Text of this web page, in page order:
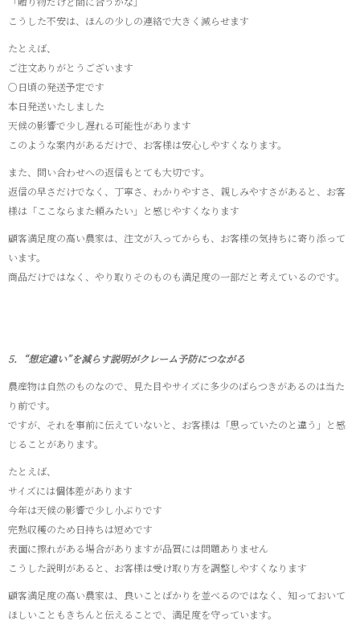
こうした不安は、ほんの少しの連絡で大きく減らせます
たとえば、
ご注文ありがとうございます
○日頃の発送予定です
本日発送いたしました
天候の影響で少し遅れる可能性があります
このような案内があるだけで、お客様は安心しやすくなります。
また、問い合わせへの返信もとても大切です。
返信の早さだけでなく、丁寧さ、わかりやすさ、親しみやすさがあると、お客
様は「ここならまた頼みたい」と感じやすくなります
顧客満足度の高い農家は、注文が入ってからも、お客様の気持ちに寄り添って
います。
商品だけではなく、やり取りそのものも満足度の一部だと考えているのです。
5．“想定違い”を減らす説明がクレーム予防につながる
農産物は自然のものなので、見た目やサイズに多少のばらつきがあるのは当た
り前です。
ですが、それを事前に伝えていないと、お客様は「思っていたのと違う」と感
じることがあります。
たとえば、
サイズには個体差があります
今年は天候の影響で少し小ぶりです
完熟収穫のため日持ちは短めです
表面に擦れがある場合がありますが品質には問題ありません
こうした説明があると、お客様は受け取り方を調整しやすくなります
顧客満足度の高い農家は、良いことばかりを並べるのではなく、知っておいて
ほしいこともきちんと伝えることで、満足度を守っています。